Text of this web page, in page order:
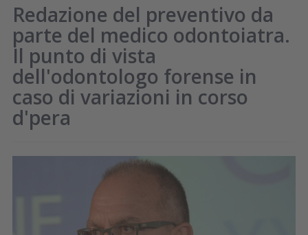
Redazione del preventivo da
parte del medico odontoiatra.
Il punto di vista
dell'odontologo forense in
caso di variazioni in corso
d'pera